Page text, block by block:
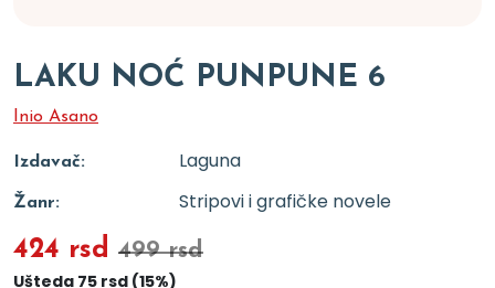
LAKU NOĆ PUNPUNE 6
Inio Asano
Izdavač: Laguna
Žanr: Stripovi i grafičke novele
424 rsd 499 rsd
Ušteda 75 rsd (15%)